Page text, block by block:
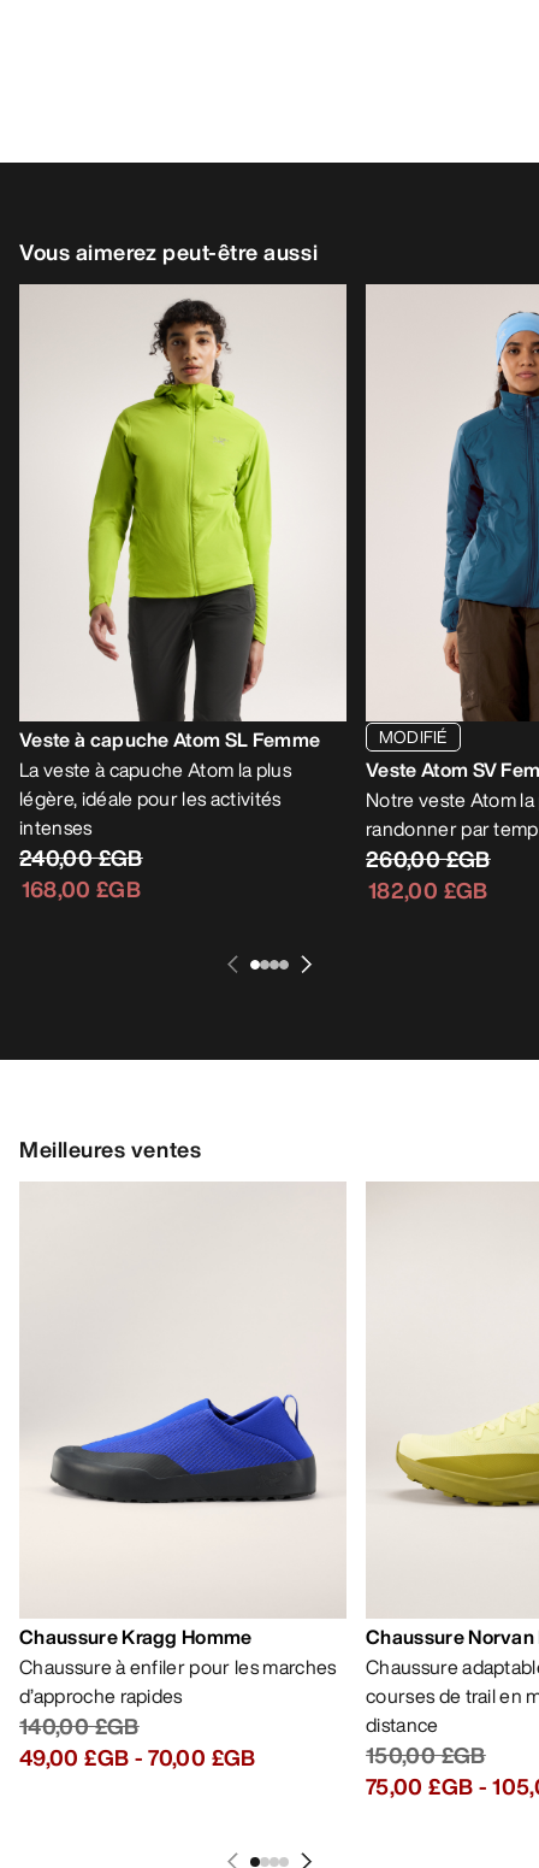
Vous aimerez peut-être aussi
Veste à capuche Atom SL Femme
La veste à capuche Atom la plus
légère, idéale pour les activités
intenses
240,00 £GB
168,00 £GB
MODIFIÉ
Veste Atom SV
Notre veste Atom
randonner par
260,00 £GB
182,00 £GB
Meilleures ventes
Chaussure Kragg Homme
Chaussure à enfiler pour les marches
d’approche rapides
140,00 £GB
49,00 £GB-70,00 £GB
Chaussure
Chaussure
courses de trail en
distance
150,00 £GB
75,00 £GB-